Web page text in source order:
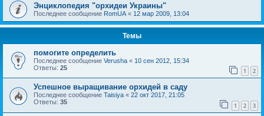
Энциклопедия "орхидеи Украины"
Последнее сообщение RomUA « 12 мар 2009, 13:04
Темы
помогите определить
Последнее сообщение Verusha « 10 сен 2012, 15:34
Ответы: 25 1 2
Успешное выращивание орхидей в саду
Последнее сообщение Taisiya « 22 окт 2017, 21:05
Ответы: 35 1 2 3